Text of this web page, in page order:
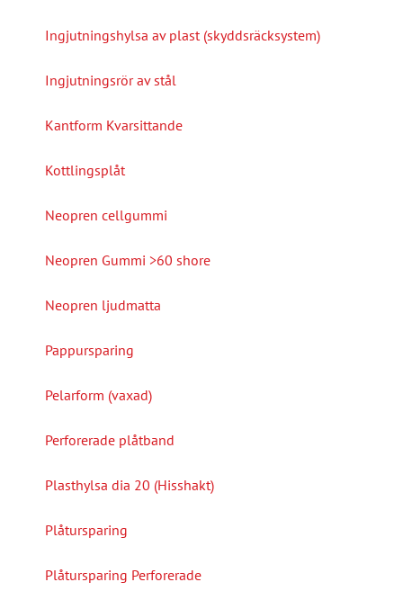
Ingjutningshylsa av plast (skyddsräcksystem)
Ingjutningsrör av stål
Kantform Kvarsittande
Kottlingsplåt
Neopren cellgummi
Neopren Gummi >60 shore
Neopren ljudmatta
Pappursparing
Pelarform (vaxad)
Perforerade plåtband
Plasthylsa dia 20 (Hisshakt)
Plåtursparing
Plåtursparing Perforerade